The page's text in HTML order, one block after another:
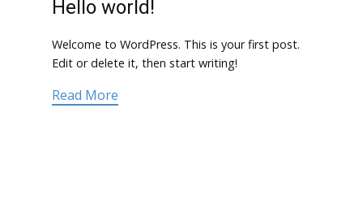
Hello world!
Welcome to WordPress. This is your first post.
Edit or delete it, then start writing!
Read More